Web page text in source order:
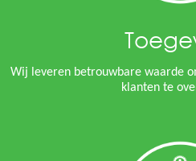
Wij leveren betrouwbare waarde
klanten te